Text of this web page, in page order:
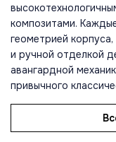
композитами.
геометрией
и ручной отделкой
авангардной
привычного